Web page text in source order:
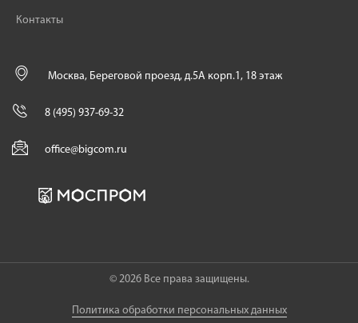
Контакты
Москва, Береговой проезд, д.5А корп.1, 18 этаж
8 (495) 937-69-32
office@bigcom.ru
© 2026 Все права защищены.
Политика обработки персональных данных